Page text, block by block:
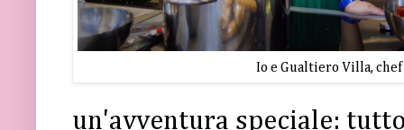
Io e Gualtiero Villa,
un'avventura speciale: